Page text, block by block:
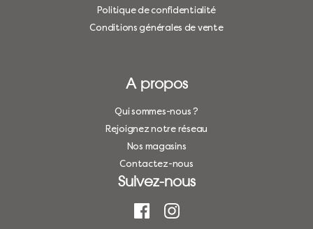
Politique de confidentialité
Conditions générales de vente
A propos
Qui sommes-nous ?
Rejoignez notre réseau
Nos magasins
Contactez-nous
Suivez-nous